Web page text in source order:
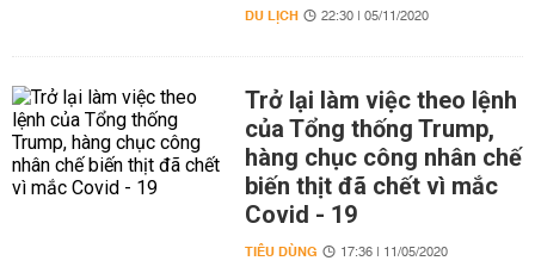
DU LỊCH 22:30 | 05/11/2020
Trở lại làm việc theo lệnh
của Tổng thống Trump,
hàng chục công nhân chế
biến thịt đã chết vì mắc
Covid - 19
TIÊU DÙNG 17:36 | 11/05/2020